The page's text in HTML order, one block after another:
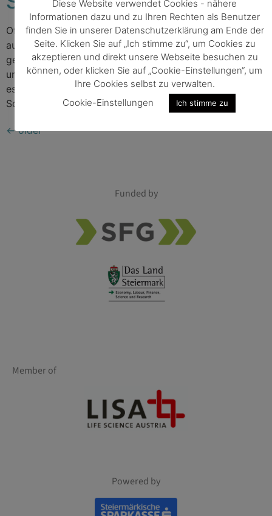
Offene Stellen Die steirische Life Science Community ist
auch ein sehr lebendiger Stellenmarkt. Entlang der
gesamten Wertschöpfungskette bieten sich zahlreiche
und ganz unterschiedliche Karrierewege an. Hier geht
es zu den offenen Jobs beim Kinderwunsch Institut
Schenk: Zu den Stellenausschreibungen
←older
Funded by
Member of
Powered by
Diese Website verwendet Cookies - nähere
Informationen dazu und zu Ihren Rechten als Benutzer
finden Sie in unserer Datenschutzerklärung am Ende der
Seite. Klicken Sie auf „Ich stimme zu“, um Cookies zu
akzeptieren und direkt unsere Webseite besuchen zu
können, oder klicken Sie auf „Cookie-Einstellungen“, um
Ihre Cookies selbst zu verwalten.
Cookie-Einstellungen
Ich stimme zu